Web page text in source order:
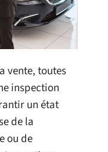
vente, toutes
inspection
un état
de la
ou de